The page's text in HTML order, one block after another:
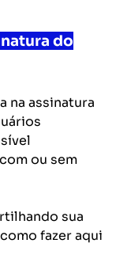
do
na assinatura
ou sem
sua
fazer aqui